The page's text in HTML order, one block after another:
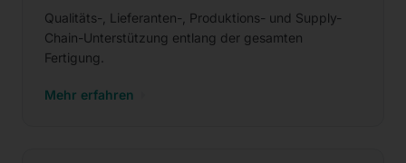
Qualitäts-, Lieferanten-, Produktions- und Supply-
Chain-Unterstützung entlang der gesamten
Fertigung.
Mehr erfahren